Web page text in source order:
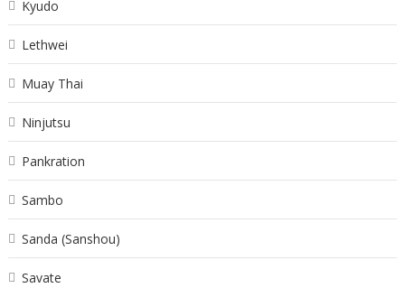
Kyudo
Lethwei
Muay Thai
Ninjutsu
Pankration
Sambo
Sanda (Sanshou)
Savate